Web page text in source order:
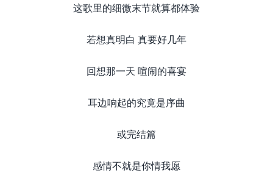
这歌里的细微末节就算都体验
若想真明白 真要好几年
回想那一天 喧闹的喜宴
耳边响起的究竟是序曲
或完结篇
感情不就是你情我愿